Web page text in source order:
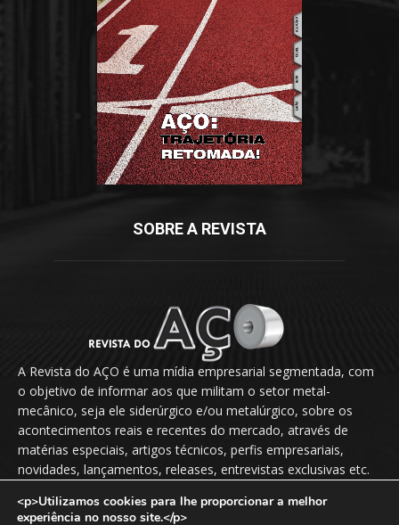
SOBRE A REVISTA
A Revista do AÇO é uma mídia empresarial segmentada, com
o objetivo de informar aos que militam o setor metal-
mecânico, seja ele siderúrgico e/ou metalúrgico, sobre os
acontecimentos reais e recentes do mercado, através de
matérias especiais, artigos técnicos, perfis empresariais,
novidades, lançamentos, releases, entrevistas exclusivas etc.
Fale Conosco: vendas@revistadoaco.com.br
<p>Utilizamos cookies para lhe proporcionar a melhor
experiência no nosso site.</p>